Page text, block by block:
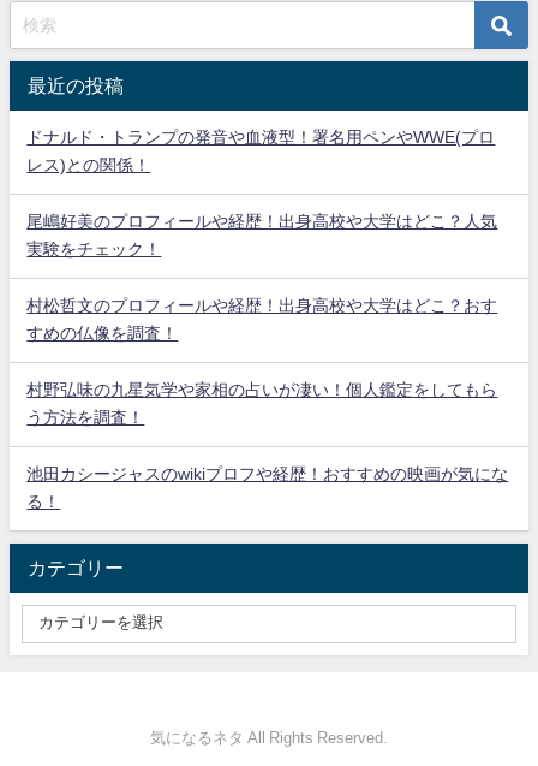
最近の投稿
ドナルド・トランプの発音や血液型！署名用ペンやWWE(プロ
レス)との関係！
尾嶋好美のプロフィールや経歴！出身高校や大学はどこ？人気
実験をチェック！
村松哲文のプロフィールや経歴！出身高校や大学はどこ？おす
すめの仏像を調査！
村野弘味の九星気学や家相の占いが凄い！個人鑑定をしてもら
う方法を調査！
池田カシージャスのwikiプロフや経歴！おすすめの映画が気にな
る！
カテゴリー
気になるネタ All Rights Reserved.